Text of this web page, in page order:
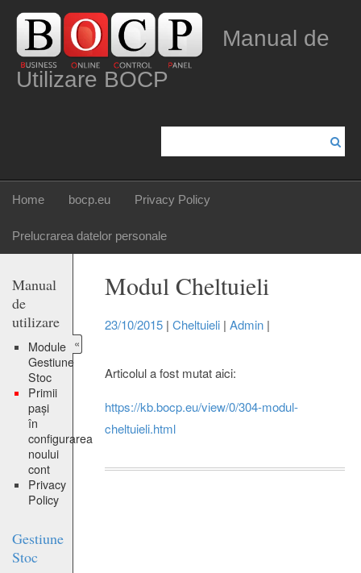
Manual de
Utilizare BOCP
Home bocp.eu Privacy Policy
Prelucrarea datelor personale
Manual
de
utilizare
Module
Gestiune
Stoc
Primii
pași
în
configurarea
noului
cont
Privacy
Policy
Gestiune
Stoc
«
Modul Cheltuieli
23/10/2015| Cheltuieli| Admin|
Articolul a fost mutat aici:
https://kb.bocp.eu/view/0/304-modul-
cheltuieli.html